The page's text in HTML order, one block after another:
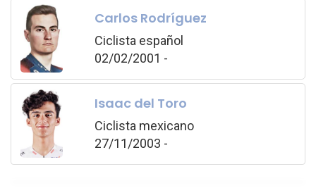
Carlos Rodríguez
Ciclista español
02/02/2001 -
Isaac del Toro
Ciclista mexicano
27/11/2003 -